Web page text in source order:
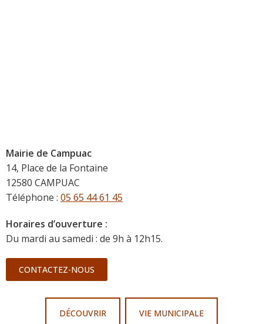
Mairie de Campuac
14, Place de la Fontaine
12580 CAMPUAC
Téléphone : 05 65 44 61 45
Horaires d’ouverture :
Du mardi au samedi : de 9h à 12h15.
CONTACTEZ-NOUS
DÉCOUVRIR VIE MUNICIPALE